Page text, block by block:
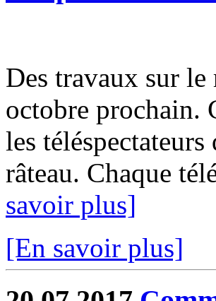
Des travaux sur
octobre prochain.
les
râteau. Chaque
savoir plus]
[En savoir plus]